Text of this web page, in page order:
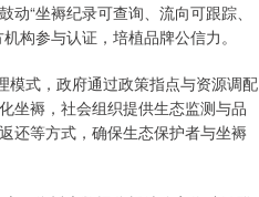
“坐褥纪录可查询、流向可跟踪、
构参与认证，培植品牌公信力。
式，政府通过政策指点与资源调配
坐褥，社会组织提供生态监测与品
还等方式，确保生态保护者与坐褥